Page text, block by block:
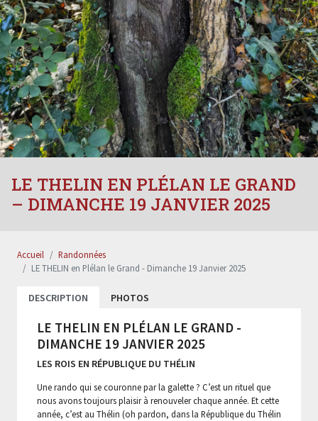
LE THELIN EN PLÉLAN LE GRAND
– DIMANCHE 19 JANVIER 2025
Accueil
Randonnées
LE THELIN en Plélan le Grand - Dimanche 19 Janvier 2025
DESCRIPTION PHOTOS
LE THELIN EN PLÉLAN LE GRAND -
DIMANCHE 19 JANVIER 2025
LES ROIS EN RÉPUBLIQUE DU THÉLIN
Une rando qui se couronne par la galette ? C’est un rituel que
nous avons toujours plaisir à renouveler chaque année. Et cette
année, c’est au Thélin (oh pardon, dans la République du Thélin